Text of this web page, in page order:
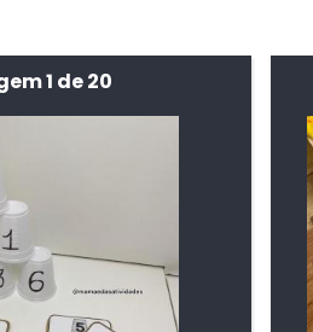
1 de 20